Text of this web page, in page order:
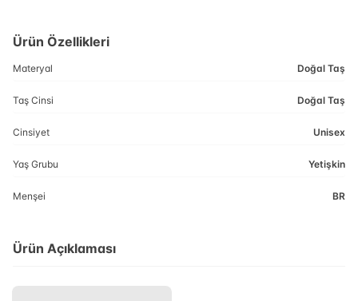
Ürün Özellikleri
Materyal Doğal Taş
Taş Cinsi Doğal Taş
Cinsiyet Unisex
Yaş Grubu Yetişkin
Menşei BR
Ürün Açıklaması